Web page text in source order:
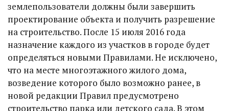
землепользователи должны были завершить
проектирование объекта и получить разрешение
на строительство. После 15 июля 2016 года
назначение каждого из участков в городе будет
определяться новыми Правилами. Не исключено,
что на месте многоэтажного жилого дома,
возведение которого было возможно ранее, в
новой редакции Правил предусмотрено
строительство парка или детского сада. В этом